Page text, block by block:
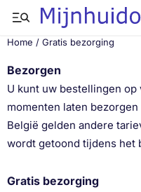
Cookievoorkeuren zijn
Home / Gratis bezorging
Bezorgen
U kunt uw bestellingen
momenten laten
België gelden andere
wordt getoond tijdens het
Gratis bezorging